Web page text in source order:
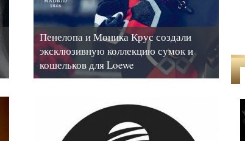
Пенелопа и Моника Крус создали
эксклюзивную коллекцию сумок и
кошельков для Loewe